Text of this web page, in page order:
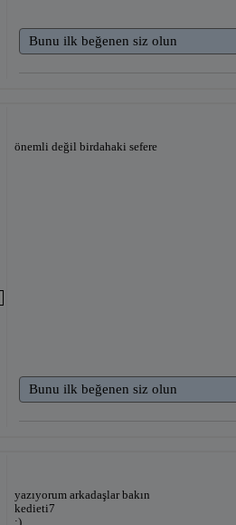
Bunu ilk beğenen siz olun
önemli değil birdahaki sefere
Bunu ilk beğenen siz olun
yazıyorum arkadaşlar bakın
kedieti7
:)